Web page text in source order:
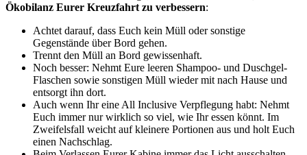
Ökobilanz Eurer Kreuzfahrt zu verbessern:
Achtet darauf, dass Euch kein Müll oder sonstige
Gegenstände über Bord gehen.
Trennt den Müll an Bord gewissenhaft.
Noch besser: Nehmt Eure leeren Shampoo- und Duschgel-
Flaschen sowie sonstigen Müll wieder mit nach Hause und
entsorgt ihn dort.
Auch wenn Ihr eine All Inclusive Verpflegung habt: Nehmt
Euch immer nur wirklich so viel, wie Ihr essen könnt. Im
Zweifelsfall weicht auf kleinere Portionen aus und holt Euch
einen Nachschlag.